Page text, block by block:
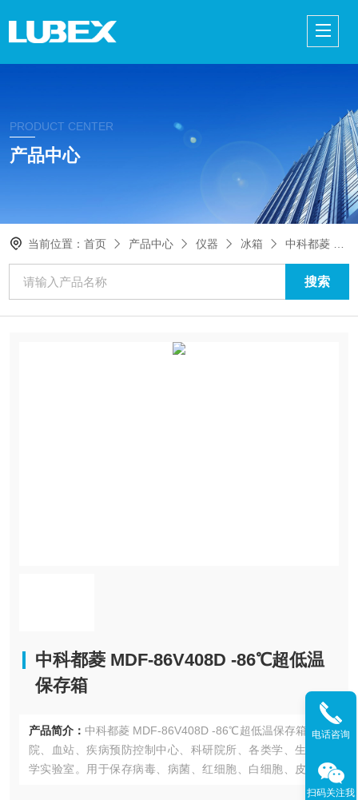
PRODUCT CENTER
产品中心
当前位置：首页 产品中心 仪器 冰箱 中科都菱 MDF-86V408D -86℃超低温保存箱
中科都菱 MDF-86V408D -86℃超低温
保存箱
产品简介： 中科都菱 MDF-86V408D -86℃超低温保存箱用于
院、血站、疾病预防控制中心、科研院所、各类学、生命科
学实验室。用于保存病毒、病菌、红细胞、白细胞、皮肤、
骨骼、细菌、精液、生物制品、远洋制品及进行特殊材料的
电话咨询
扫码关注我